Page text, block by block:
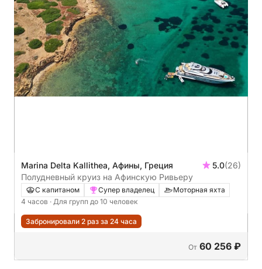
Marina Delta Kallithea, Афины, Греция 5.0(26)
Полудневный круиз на Афинскую Ривьеру
С капитаном Супер владелец
Моторная яхта
4 часов · Для групп до 10 человек
Забронировали 2 раз за 24 часа
От 60 256 ₽